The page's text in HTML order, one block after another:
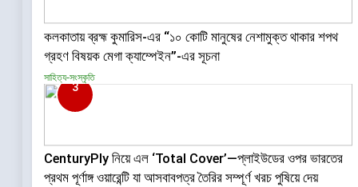
কলকাতায় ব্রহ্ম কুমারিস-এর “১০ কোটি মানুষের নেশামুক্ত থাকার শপথ
গ্রহণ বিষয়ক মেগা ক্যাম্পেইন”-এর সূচনা
সাহিত্য-সংস্কৃতি
3
CenturyPly নিয়ে এল ‘Total Cover’—প্লাইউডের ওপর ভারতের
প্রথম পূর্ণাঙ্গ ওয়ারেন্টি যা আসবাবপত্র তৈরির সম্পূর্ণ খরচ পুষিয়ে দেয়